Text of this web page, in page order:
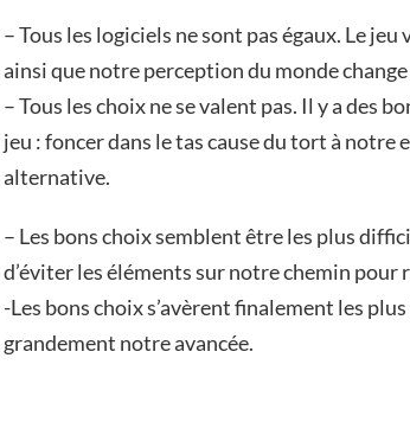
– Tous les logiciels ne sont pas égaux. Le
ainsi que notre perception du monde
– Tous les choix ne se valent pas. Il y a des
jeu : foncer dans le tas cause du tort à notre
alternative.
– Les bons choix semblent être les plus
d’éviter les éléments sur notre chemin
-Les bons choix s’avèrent finalement les
grandement notre avancée.